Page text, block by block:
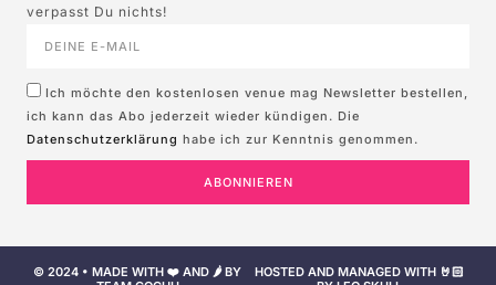
verpasst Du nichts!
Ich möchte den kostenlosen venue mag Newsletter bestellen,
ich kann das Abo jederzeit wieder kündigen. Die
Datenschutzerklärung habe ich zur Kenntnis genommen.
ABONNIEREN
© 2024 • MADE WITH ❤️ AND 🌶️ BY
HOSTED AND MANAGED WITH 🤘🏻